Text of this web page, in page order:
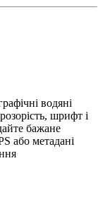
водяні
шрифт і
бажане
або метадані